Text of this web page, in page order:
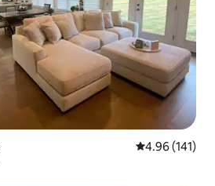
レビュー141
4.96 (141)